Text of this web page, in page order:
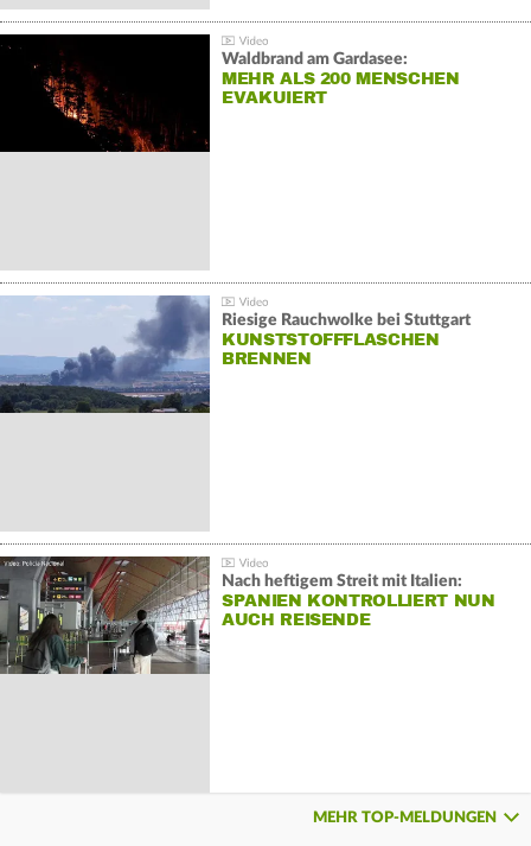
Waldbrand am Gardasee:
MEHR ALS 200 MENSCHEN
EVAKUIERT
Riesige Rauchwolke bei Stuttgart
KUNSTSTOFFFLASCHEN
BRENNEN
Nach heftigem Streit mit Italien:
SPANIEN KONTROLLIERT NUN
AUCH REISENDE
MEHR TOP-MELDUNGEN